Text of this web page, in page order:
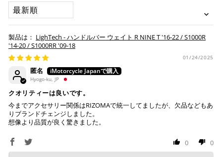
す。
※ Diners Clubは分割払い非対応のため、一括払い・リ
ボ払いのみご利用頂けます。
※ 手数料、利息はご利用のカード会社の定めによります
ので、事前にご確認ください。
楽天ペイ
楽天ポイントが貯まる・使える！「簡単」「あんしん」
お取り寄せの場合
・商品ページの納期はあくまで目安になりますので、納期が
早まる場合もございます。
・運送状況や繁忙期の影響により遅れが生じる場合もござい
ます。
配送送料について
１回のご注文で商品代金合計が¥11,000(税込）以上の場合
は、送料が無料となります。
配送会社について
SORT BY
LighTech - ハンドルバー ウェイト R NINE T '16-22 / S1000R
'14-20 / S1000RR '09-18
01/24/2025
匿名
Hyogo-ku, JP
クオリティーは良いです。
今までアクセサリー関係はRIZOMAで統一してましたが、欠品などもあ
りブランドチェンジしました。
想像より品質が良く驚きました。
0 0